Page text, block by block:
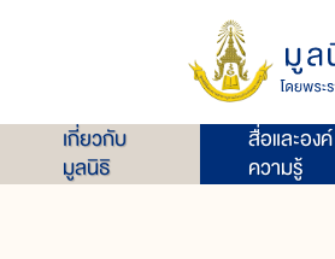
เกี่ยวกับ
มูลนิธิ
สื่อและองค์
ความรู้